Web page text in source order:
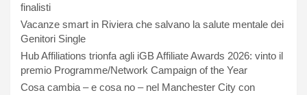
finalisti
Vacanze smart in Riviera che salvano la salute mentale dei
Genitori Single
Hub Affiliations trionfa agli iGB Affiliate Awards 2026: vinto il
premio Programme/Network Campaign of the Year
Cosa cambia – e cosa no – nel Manchester City con